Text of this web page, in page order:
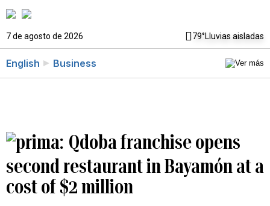
7 de agosto de 2026 79°Lluvias aisladas
English Business
Qdoba franchise opens
second restaurant in Bayamón at a
cost of $2 million